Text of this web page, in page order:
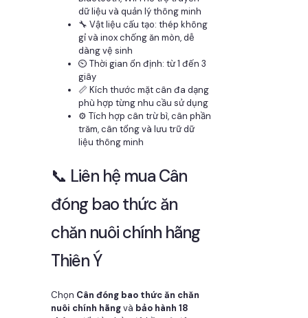
dữ liệu và quản lý thông minh
🔧 Vật liệu cấu tạo: thép không
gỉ và inox chống ăn mòn, dễ
dàng vệ sinh
⏲️ Thời gian ổn định: từ 1 đến 3
giây
📏 Kích thước mặt cân đa dạng
phù hợp từng nhu cầu sử dụng
⚙️ Tích hợp cân trừ bì, cân phần
trăm, cân tổng và lưu trữ dữ
liệu thông minh
📞 Liên hệ mua Cân
đóng bao thức ăn
chăn nuôi chính hãng
Thiên Ý
Chọn Cân đóng bao thức ăn chăn
nuôi chính hãngvà bảo hành 18